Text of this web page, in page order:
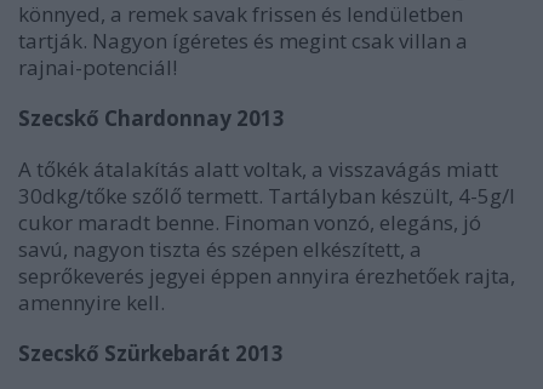
könnyed, a remek savak frissen és lendületben
tartják. Nagyon ígéretes és megint csak villan a
rajnai-potenciál!
Szecskő Chardonnay 2013
A tőkék átalakítás alatt voltak, a visszavágás miatt
30dkg/tőke szőlő termett. Tartályban készült, 4-5g/l
cukor maradt benne. Finoman vonzó, elegáns, jó
savú, nagyon tiszta és szépen elkészített, a
seprőkeverés jegyei éppen annyira érezhetőek rajta,
amennyire kell.
Szecskő Szürkebarát 2013